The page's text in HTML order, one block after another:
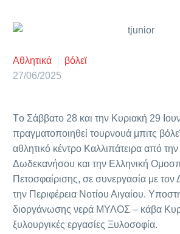
Αθλητικά
βόλεϊ
27/06/2025
Tο Σάββατο 28 και την Κυριακή 29
πραγματοποιηθεί τουρνουά μπιτς
αθλητικό κέντρο Καλλιπάτειρα από
Δωδεκανήσου και την Ελληνική
Πετοσφαίρισης, σε συνεργασία με
την Περιφέρεια Νοτίου Αιγαίου.
διοργάνωσης νερά ΜΥΛΟΣ – κάβα
ξυλουργικές εργασίες Ξυλοσοφία.